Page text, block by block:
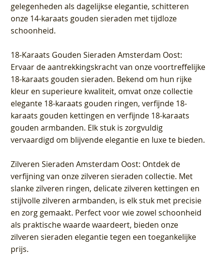
gelegenheden als dagelijkse elegantie, schitteren
onze 14-karaats gouden sieraden met tijdloze
schoonheid.
18-Karaats Gouden Sieraden Amsterdam Oost:
Ervaar de aantrekkingskracht van onze voortreffelijke
18-karaats gouden sieraden. Bekend om hun rijke
kleur en superieure kwaliteit, omvat onze collectie
elegante 18-karaats gouden ringen, verfijnde 18-
karaats gouden kettingen en verfijnde 18-karaats
gouden armbanden. Elk stuk is zorgvuldig
vervaardigd om blijvende elegantie en luxe te bieden.
Zilveren Sieraden Amsterdam Oost: Ontdek de
verfijning van onze zilveren sieraden collectie. Met
slanke zilveren ringen, delicate zilveren kettingen en
stijlvolle zilveren armbanden, is elk stuk met precisie
en zorg gemaakt. Perfect voor wie zowel schoonheid
als praktische waarde waardeert, bieden onze
zilveren sieraden elegantie tegen een toegankelijke
prijs.